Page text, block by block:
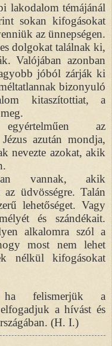
lakodalom témájánál
sokan kifogásokat
az ünnepségen.
dolgokat találnak ki,
Valójában azonban
jóból zárják ki
bizonyuló
kitaszítottiat, a
egyértelműen az
azután mondja,
nevezte azokat, akik
vannak, akik
az üdvösségre. Talán
lehetőséget. Vagy
és szándékait.
alkalomra szól a
most nem lehet
nélkül kifogásokat
ha felismerjük a
a hívást és
(H. I.)